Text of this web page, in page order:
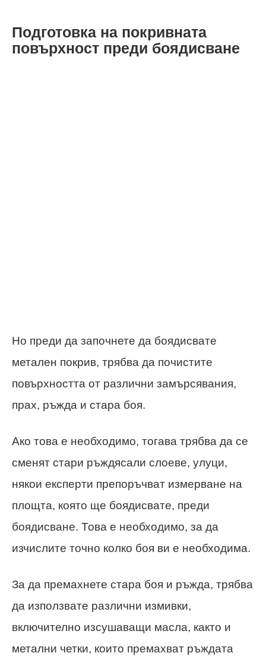
Подготовка на покривната
повърхност преди боядисване
Но преди да започнете да боядисвате
метален покрив, трябва да почистите
повърхността от различни замърсявания,
прах, ръжда и стара боя.
Ако това е необходимо, тогава трябва да се
сменят стари ръждясали слоеве, улуци,
някои експерти препоръчват измерване на
площта, която ще боядисвате, преди
боядисване. Това е необходимо, за да
изчислите точно колко боя ви е необходима.
За да премахнете стара боя и ръжда, трябва
да използвате различни измивки,
включително изсушаващи масла, както и
метални четки, които премахват ръждата